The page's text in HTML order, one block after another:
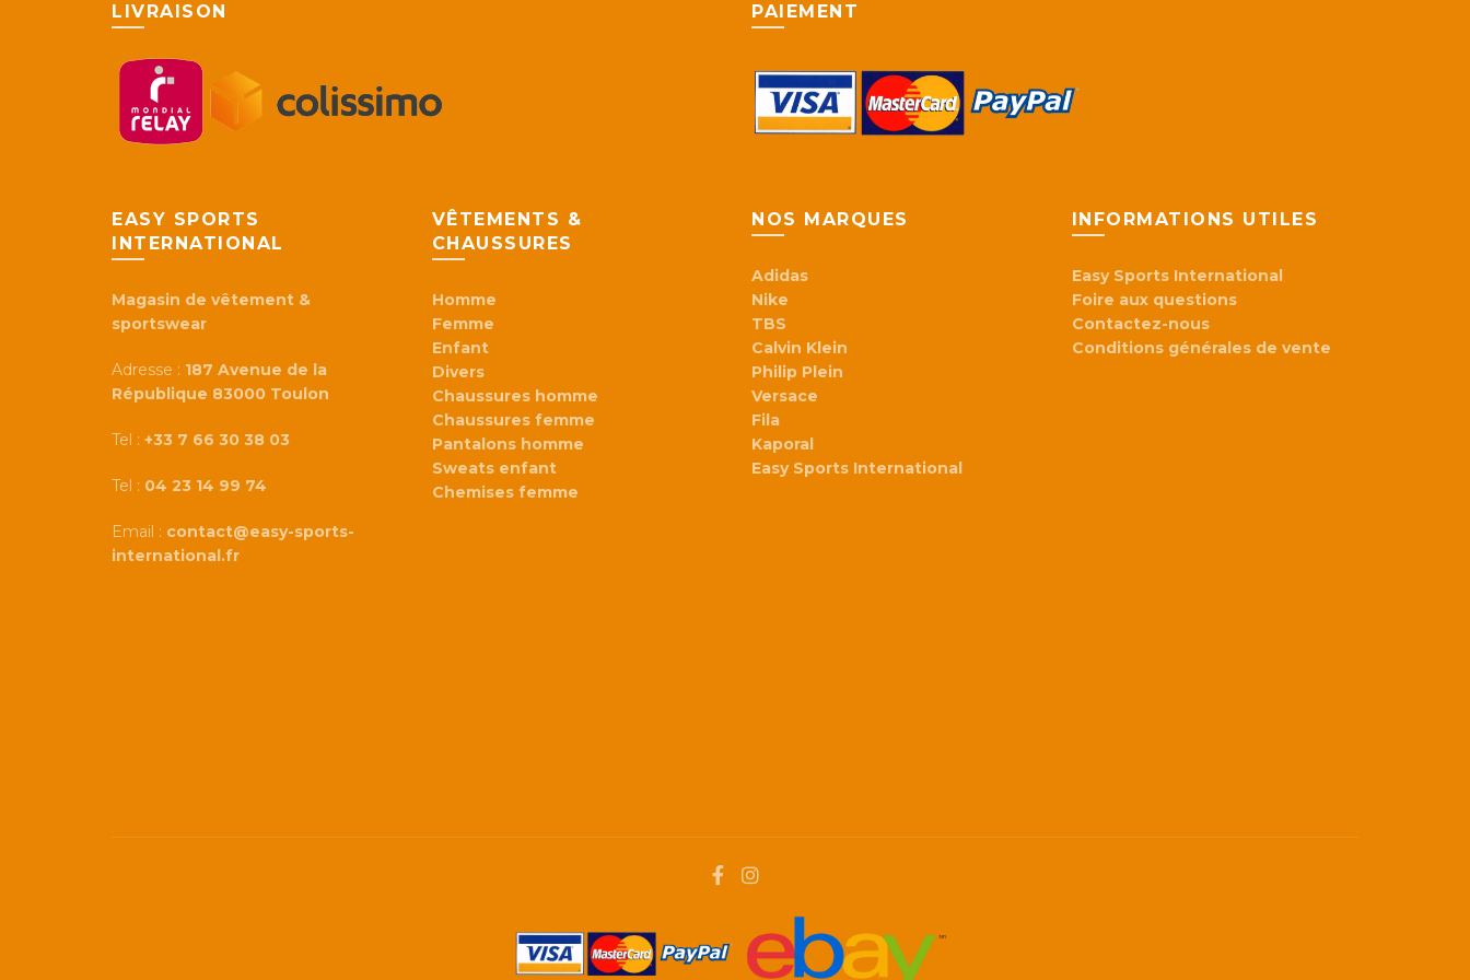
LIVRAISON PAIEMENT
EASY SPORTS
INTERNATIONAL
Magasin de vêtement &
sportswear
Adresse : 187 Avenue de la
République 83000 Toulon
Tel : +33 7 66 30 38 03
Tel : 04 23 14 99 74
Email : contact@easy-sports-
international.fr
VÊTEMENTS &
CHAUSSURES
Homme
Femme
Enfant
Divers
Chaussures homme
Chaussures femme
Pantalons homme
Sweats enfant
Chemises femme
NOS MARQUES
Adidas
Nike
TBS
Calvin Klein
Philip Plein
Versace
Fila
Kaporal
Easy Sports International
INFORMATIONS UTILES
Easy Sports International
Foire aux questions
Contactez-nous
Conditions générales de vente